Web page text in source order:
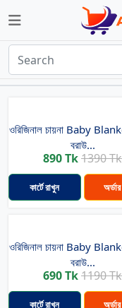
ওরিজিনাল চায়না Baby
ব্রাউ...
890 Tk1390 Tk
কার্টে রাখুন
ওরিজিনাল চায়না Baby
ব্রাউ...
690 Tk1190 Tk
কার্টে রাখুন